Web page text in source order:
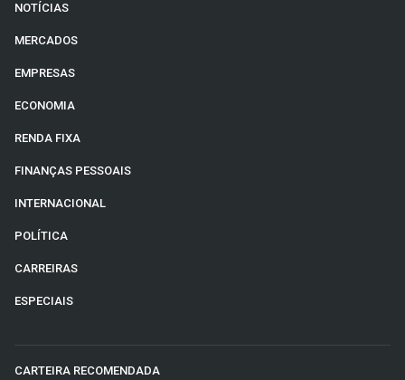
NOTÍCIAS
MERCADOS
EMPRESAS
ECONOMIA
RENDA FIXA
FINANÇAS PESSOAIS
INTERNACIONAL
POLÍTICA
CARREIRAS
ESPECIAIS
CARTEIRA RECOMENDADA